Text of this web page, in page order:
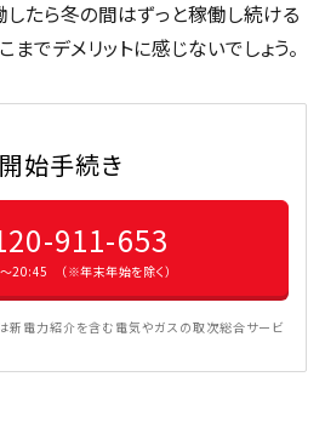
したら冬の間はずっと稼働し続ける
でデメリットに感じないでしょう。
始手続き
911-653
20:45 （※年末年始を除く）
新電力紹介を含む電気やガスの取次総合サービ